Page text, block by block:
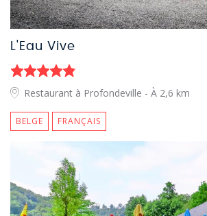
L'Eau Vive
Restaurant à Profondeville - À 2,6 km
BELGE FRANÇAIS